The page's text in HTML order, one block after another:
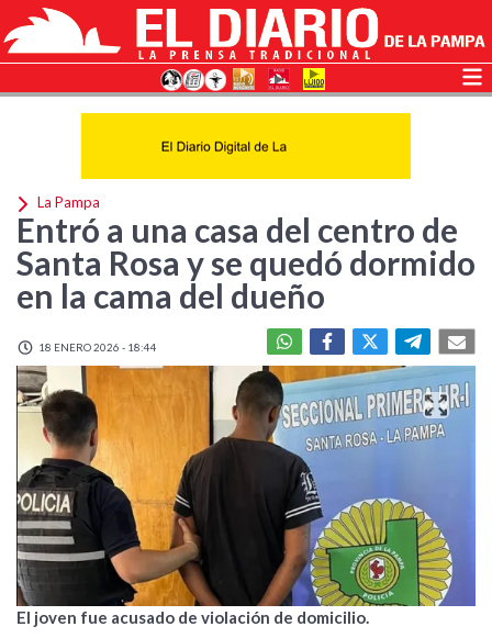
La Pampa
Entró a una casa del centro de
Santa Rosa y se quedó dormido
en la cama del dueño
18 ENERO 2026 - 18:44
El joven fue acusado de violación de domicilio.